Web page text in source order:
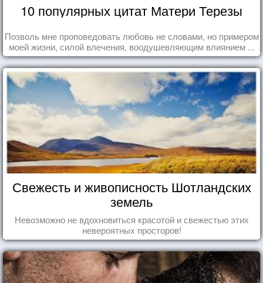
10 популярных цитат Матери Терезы
Позволь мне проповедовать любовь не словами, но примером
моей жизни, силой влечения, воодушевляющим влиянием ...
Свежесть и живописность Шотландских
земель
Невозможно не вдохновиться красотой и свежестью этих
невероятных просторов!